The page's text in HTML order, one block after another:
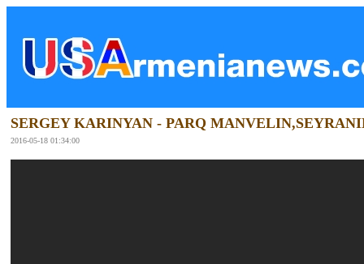
SERGEY KARINYAN - PARQ
2016-05-18 01:34:00